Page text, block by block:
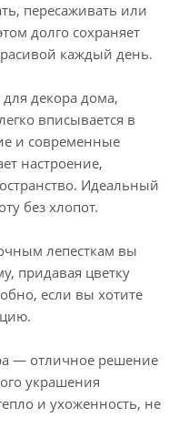
пересаживать или
долго сохраняет
каждый день.
декора дома,
вписывается в
и современные
настроение,
Идеальный
без хлопот.
лепесткам вы
придавая цветку
если вы хотите
— отличное решение
украшения
и ухоженность, не